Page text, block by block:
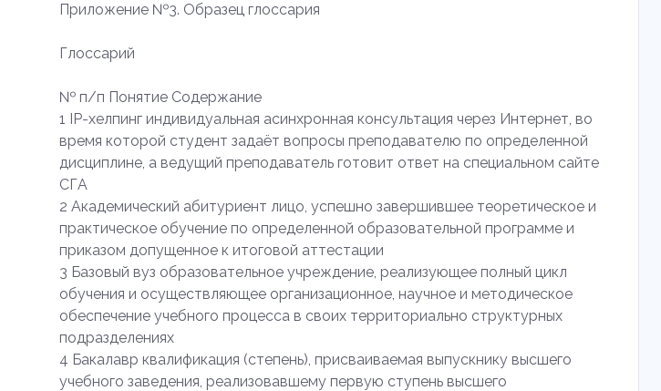
Приложение №3. Образец глоссария
Глоссарий
№ п/п Понятие Содержание
1 IP-хелпинг индивидуальная асинхронная консультация через Интернет, во
время которой студент задаёт вопросы преподавателю по определенной
дисциплине, а ведущий преподаватель готовит ответ на специальном сайте
СГА
2 Академический абитуриент лицо, успешно завершившее теоретическое и
практическое обучение по определенной образовательной программе и
приказом допущенное к итоговой аттестации
3 Базовый вуз образовательное учреждение, реализующее полный цикл
обучения и осуществляющее организационное, научное и методическое
обеспечение учебного процесса в своих территориально структурных
подразделениях
4 Бакалавр квалификация (степень), присваиваемая выпускнику высшего
учебного заведения, реализовавшему первую ступень высшего